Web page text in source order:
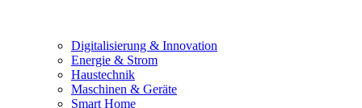
Digitalisierung & Innovation
Energie & Strom
Haustechnik
Maschinen & Geräte
Smart Home